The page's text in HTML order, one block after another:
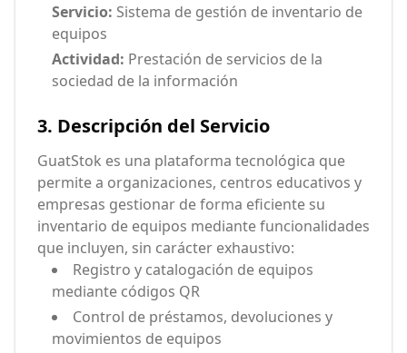
Servicio: Sistema de gestión de inventario de
equipos
Actividad: Prestación de servicios de la
sociedad de la información
3. Descripción del Servicio
GuatStok es una plataforma tecnológica que
permite a organizaciones, centros educativos y
empresas gestionar de forma eficiente su
inventario de equipos mediante funcionalidades
que incluyen, sin carácter exhaustivo:
Registro y catalogación de equipos
mediante códigos QR
Control de préstamos, devoluciones y
movimientos de equipos